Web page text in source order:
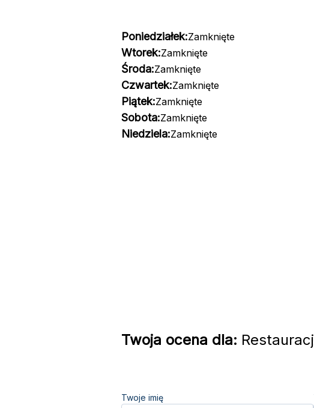
Poniedziałek:Zamknięte
Wtorek:Zamknięte
Środa:Zamknięte
Czwartek:Zamknięte
Piątek:Zamknięte
Sobota:Zamknięte
Niedziela:Zamknięte
Twoja ocena dla:
Twoje imię